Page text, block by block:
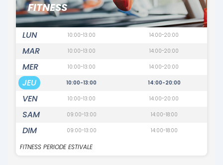
FITNESS
LUN 10:00-13:00 14:00-20:00
MAR 10:00-13:00 14:00-20:00
MER 10:00-13:00 14:00-20:00
JEU 10:00-13:00 14:00-20:00
VEN 10:00-13:00 14:00-20:00
SAM 09:00-13:00 14:00-18:00
DIM 09:00-13:00 14:00-18:00
FITNESS PERIODE ESTIVALE